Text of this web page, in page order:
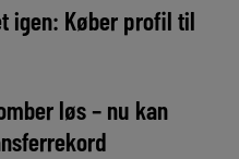
igen: Køber profil til
løs – nu kan